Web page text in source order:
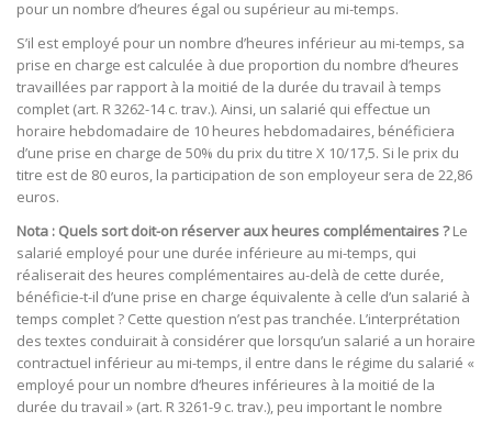
pour un nombre d’heures égal ou supérieur au mi-temps.
S’il est employé pour un nombre d’heures inférieur au mi-temps, sa
prise en charge est calculée à due proportion du nombre d’heures
travaillées par rapport à la moitié de la durée du travail à temps
complet (art. R 3262-14 c. trav.). Ainsi, un salarié qui effectue un
horaire hebdomadaire de 10 heures hebdomadaires, bénéficiera
d’une prise en charge de 50% du prix du titre X 10/17,5. Si le prix du
titre est de 80 euros, la participation de son employeur sera de 22,86
euros.
Nota : Quels sort doit-on réserver aux heures complémentaires ?Le
salarié employé pour une durée inférieure au mi-temps, qui
réaliserait des heures complémentaires au-delà de cette durée,
bénéficie-t-il d’une prise en charge équivalente à celle d’un salarié à
temps complet ? Cette question n’est pas tranchée. L’interprétation
des textes conduirait à considérer que lorsqu’un salarié a un horaire
contractuel inférieur au mi-temps, il entre dans le régime du salarié «
employé pour un nombre d‘heures inférieures à la moitié de la
durée du travail » (art. R 3261-9 c. trav.), peu important le nombre